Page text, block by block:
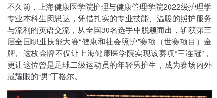
不久前，上海健康医学院护理与健康管理学院2022级护理学
专业本科生闵思达，凭借扎实的专业技能、温暖的照护服务
与流利的英语交流，从全国30名选手中脱颖而出，斩获第三
届全国职业技能大赛“健康和社会照护”赛项（世赛项目）金
牌。这枚金牌不仅让上海健康医学院实现该赛项“三连冠”，
更让这位曾是足球二级运动员的年轻男护生，成为赛场内外
最耀眼的“男”丁格尔。